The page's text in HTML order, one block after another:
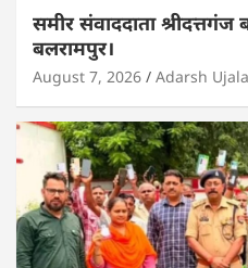
समीर संवाददाता
बलरामपुर।
August 7, 2026 Adarsh Ujala